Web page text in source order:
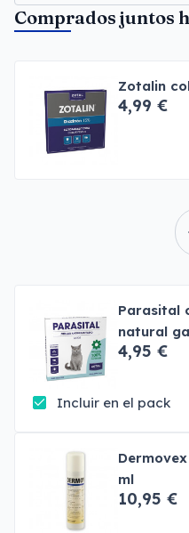
Comprados juntos
Zotalin
4,99 €
Parasital
natural
4,95 €
Incluir en el pack
ml
10,95 €